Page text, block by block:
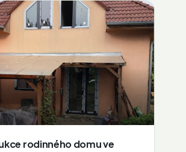
v Praze dostal nový život